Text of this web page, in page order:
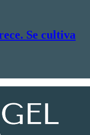
Se cultiva